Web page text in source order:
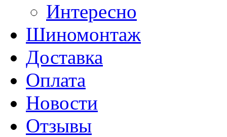
Интересно
Шиномонтаж
Доставка
Оплата
Новости
Отзывы